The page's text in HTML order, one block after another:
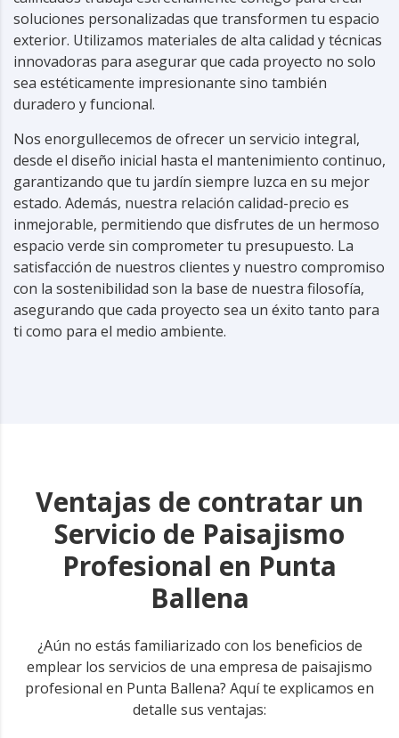
soluciones personalizadas que transformen tu espacio
exterior. Utilizamos materiales de alta calidad y técnicas
innovadoras para asegurar que cada proyecto no solo
sea estéticamente impresionante sino también
duradero y funcional.
Nos enorgullecemos de ofrecer un servicio integral,
desde el diseño inicial hasta el mantenimiento continuo,
garantizando que tu jardín siempre luzca en su mejor
estado. Además, nuestra relación calidad-precio es
inmejorable, permitiendo que disfrutes de un hermoso
espacio verde sin comprometer tu presupuesto. La
satisfacción de nuestros clientes y nuestro compromiso
con la sostenibilidad son la base de nuestra filosofía,
asegurando que cada proyecto sea un éxito tanto para
ti como para el medio ambiente.
Ventajas de contratar un
Servicio de Paisajismo
Profesional en Punta
Ballena
¿Aún no estás familiarizado con los beneficios de
emplear los servicios de una empresa de paisajismo
profesional en Punta Ballena? Aquí te explicamos en
detalle sus ventajas: